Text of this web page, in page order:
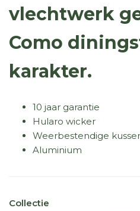
vlechtwerk
Como
karakter.
10 jaar garantie
Hularo wicker
Weerbestendige
Aluminium
Collectie